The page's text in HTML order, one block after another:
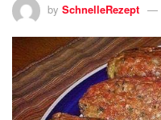
by SchnelleRezept